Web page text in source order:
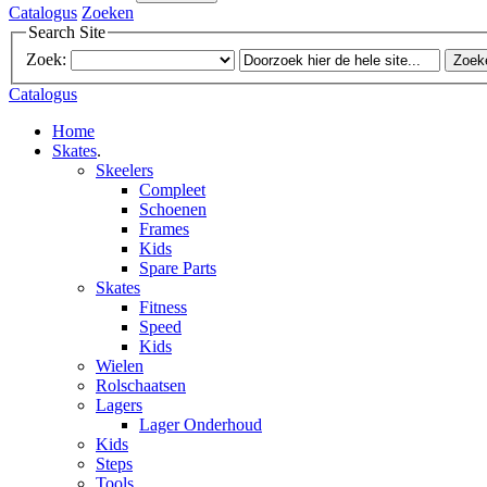
Catalogus Zoeken
Search Site
Zoek:
Catalogus
Home
Skates.
Skeelers
Compleet
Schoenen
Frames
Kids
Spare Parts
Skates
Fitness
Speed
Kids
Wielen
Rolschaatsen
Lagers
Lager Onderhoud
Kids
Steps
Tools